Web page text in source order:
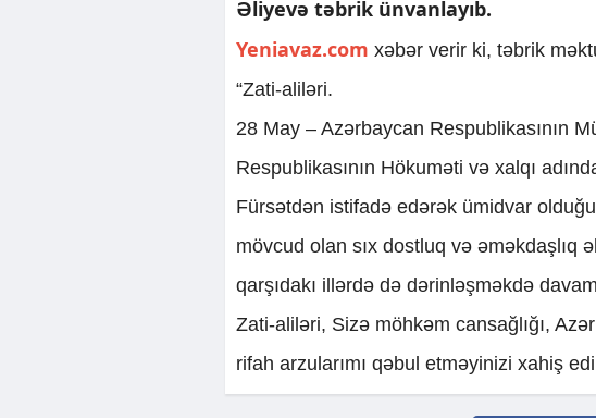
Əliyevə təbrik ünvanlayıb.
Yeniavaz.com xəbər verir ki, təbrik
“Zati-aliləri.
28 May – Azərbaycan Respublikasının
Respublikasının Hökuməti və xalqı
Fürsətdən istifadə edərək ümidvar
mövcud olan sıx dostluq və əməkdaşlıq
qarşıdakı illərdə də dərinləşməkdə
Zati-aliləri, Sizə möhkəm cansağlığı,
rifah arzularımı qəbul etməyinizi xahiş